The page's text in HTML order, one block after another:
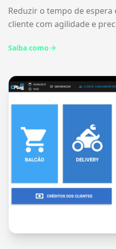
Reduzir o tempo de
cliente com agilidade e
Saiba como